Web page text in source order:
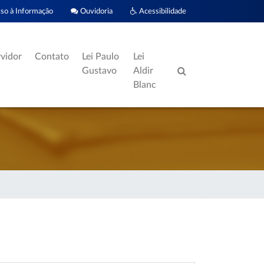
Acessibilidade
Ouvidoria
à Informação
Contato
Lei Paulo
Gustavo
Lei
Aldir
Blanc